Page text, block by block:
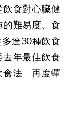
食對心臟健
難易度、食
達30種飲食
年最佳飲食
法」再度蟬